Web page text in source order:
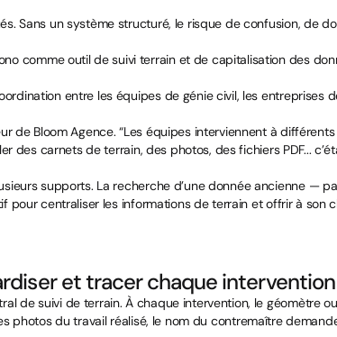
Sans un système structuré, le risque de confusion, de
comme outil de suivi terrain et de capitalisation des
entre les équipes de génie civil, les
de Bloom Agence. “Les équipes interviennent à
carnets de terrain, des photos, des fichiers PDF...
supports. La recherche d’une donnée ancienne —
pour centraliser les informations de terrain et offrir à
et tracer chaque intervention
de suivi de terrain. À chaque intervention, le géomètre
photos du travail réalisé, le nom du contremaître